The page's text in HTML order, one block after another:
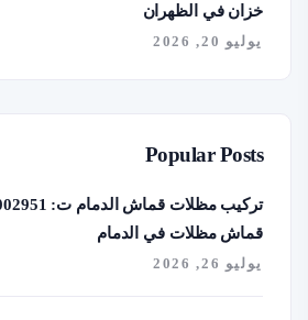
خزان في الظهران
يوليو 20, 2026
Popular Posts
قماش مظلات في الدمام
يوليو 26, 2026